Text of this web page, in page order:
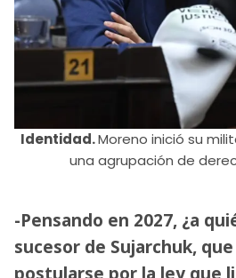
Identidad.Moreno inició su
una agrupación de
-Pensando en 2027, ¿a
sucesor de Sujarchuk,